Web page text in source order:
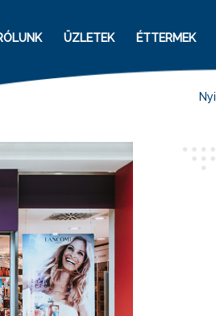
ÜZLETEK ÉTTERMEK